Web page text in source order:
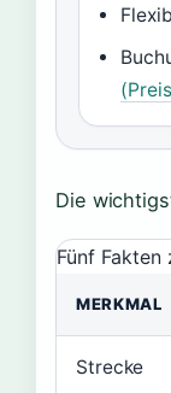
Die
Fünf Fakten
MERKMAL
Strecke